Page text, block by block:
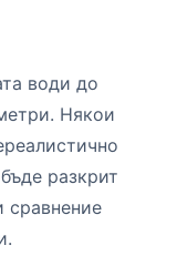
води до
Някои
разкрит
сравнение